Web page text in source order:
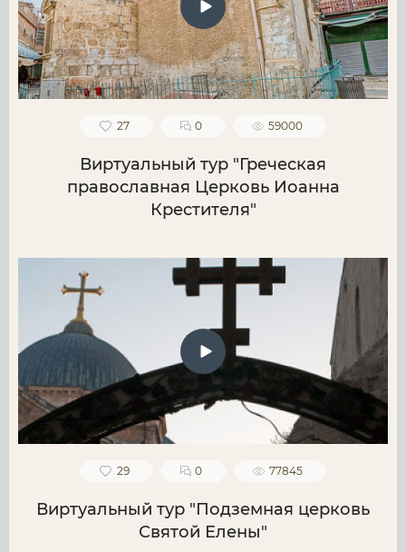
27 0 59000
Виртуальный тур "Греческая
православная Церковь Иоанна
Крестителя"
29 0 77845
Виртуальный тур "Подземная церковь
Святой Елены"